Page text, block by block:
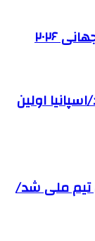
۲۰۲۶
اولین
تیم ملی شد/